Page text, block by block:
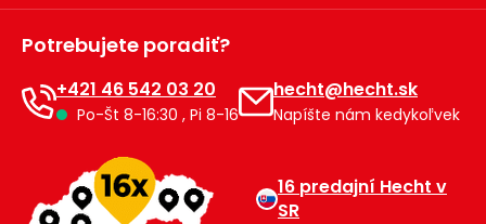
Potrebujete poradiť?
+421 46 542 03 20
Po-Št 8-16:30 , Pi 8-16
hecht@hecht.sk
Napíšte nám kedykoľvek
16 predajní Hecht v
SR